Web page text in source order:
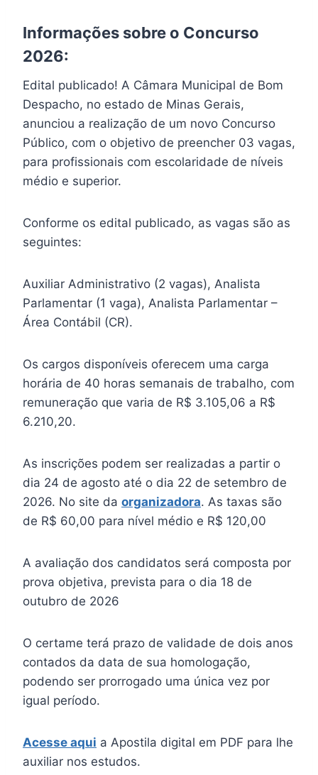
Informações sobre o Concurso
2026:
Edital publicado! A Câmara Municipal de Bom
Despacho, no estado de Minas Gerais,
anunciou a realização de um novo Concurso
Público, com o objetivo de preencher 03 vagas,
para profissionais com escolaridade de níveis
médio e superior.
Conforme os edital publicado, as vagas são as
seguintes:
Auxiliar Administrativo (2 vagas), Analista
Parlamentar (1 vaga), Analista Parlamentar –
Área Contábil (CR).
Os cargos disponíveis oferecem uma carga
horária de 40 horas semanais de trabalho, com
remuneração que varia de R$ 3.105,06 a R$
6.210,20.
As inscrições podem ser realizadas a partir o
dia 24 de agosto até o dia 22 de setembro de
2026. No site da organizadora. As taxas são
de R$ 60,00 para nível médio e R$ 120,00
A avaliação dos candidatos será composta por
prova objetiva, prevista para o dia 18 de
outubro de 2026
O certame terá prazo de validade de dois anos
contados da data de sua homologação,
podendo ser prorrogado uma única vez por
igual período.
Acesse aqui a Apostila digital em PDF para lhe
auxiliar nos estudos.